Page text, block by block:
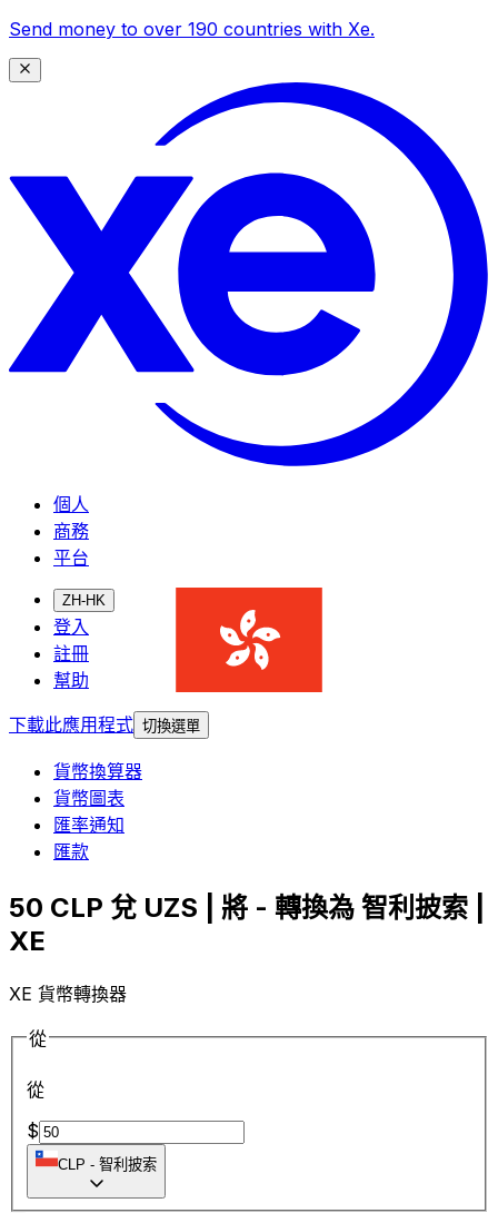
Send money to over 190 countries with Xe.
個人
商務
平台
ZH-HK
登入
註冊
幫助
下載此應用程式 切換選單
貨幣換算器
貨幣圖表
匯率通知
匯款
50 CLP 兌 UZS | 將 - 轉換為 智利披索 |
XE
XE 貨幣轉換器
從
從
$
CLP - 智利披索